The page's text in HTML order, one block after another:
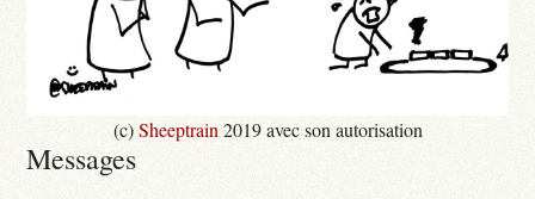
(c)Sheeptrain 2019 avec son autorisation
Messages